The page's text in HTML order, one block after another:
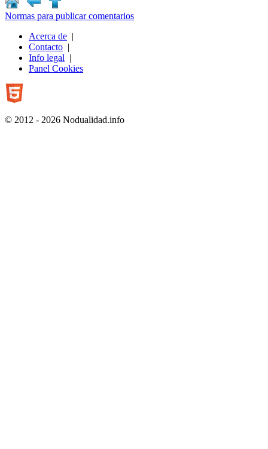
Normas para publicar comentarios
Acerca de |
Contacto |
Info legal |
Panel Cookies
© 2012 - 2026 Nodualidad.info